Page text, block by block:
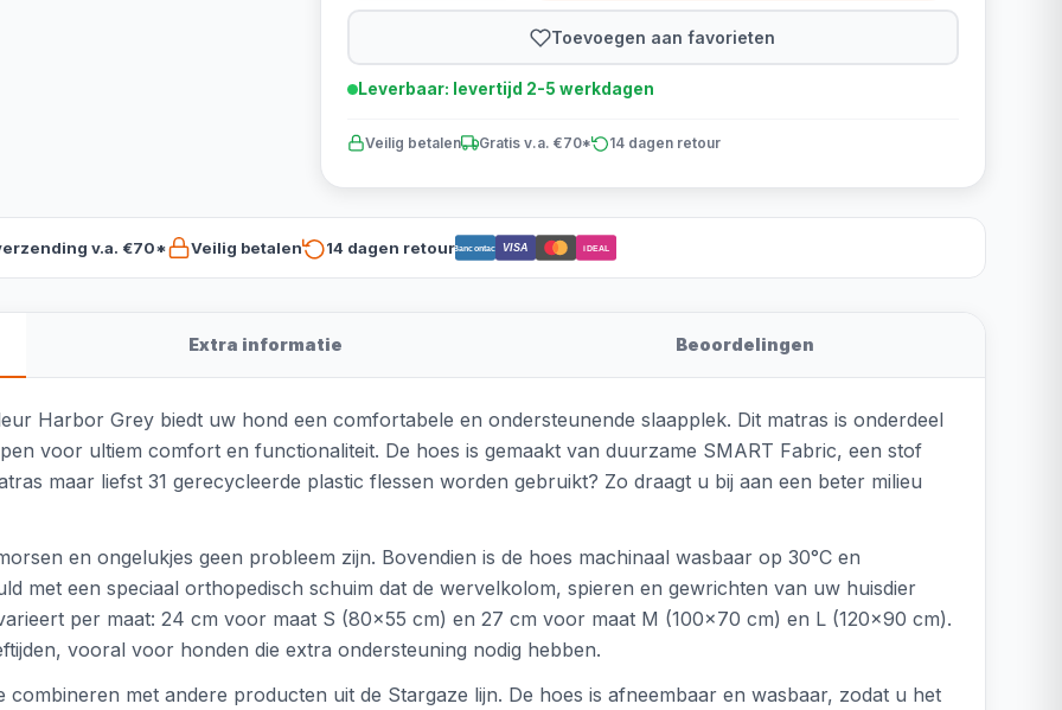
Toevoegen aan favorieten
Leverbaar: levertijd 2-5 werkdagen
Veilig betalen Gratis v.a. €70* 14 dagen retour
v.a. €70* Veilig betalen 14 dagen retourBancontact VISA iDEAL
Extra informatie Beoordelingen
Harbor Grey biedt uw hond een comfortabele en ondersteunende slaapplek. Dit matras is onderdeel
voor ultiem comfort en functionaliteit. De hoes is gemaakt van duurzame SMART Fabric, een stof
maar liefst 31 gerecycleerde plastic flessen worden gebruikt? Zo draagt u bij aan een beter milieu
en ongelukjes geen probleem zijn. Bovendien is de hoes machinaal wasbaar op 30°C en
met een speciaal orthopedisch schuim dat de wervelkolom, spieren en gewrichten van uw huisdier
per maat: 24 cm voor maat S (80x55 cm) en 27 cm voor maat M (100x70 cm) en L (120x90 cm).
vooral voor honden die extra ondersteuning nodig hebben.
met andere producten uit de Stargaze lijn. De hoes is afneembaar en wasbaar, zodat u het